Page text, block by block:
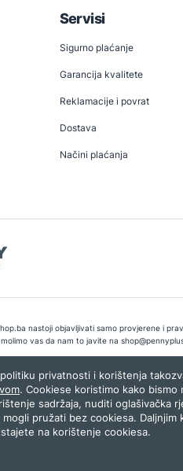
Servisi
Sigurno plaćanje
Garancija kvalitete
Reklamacije i povrat
Dostava
Načini plaćanja
nastoji objavljivati samo provjerene i
vas da nam to javite na
plus d.o.o. Sarajevo.Dizajn i programiranje:
privatnosti i korištenja
. Cookiese koristimo kako bismo
sadržaja, nuditi oglašivačka
pružati bez cookiesa. Daljnjim
na korištenje cookiesa.